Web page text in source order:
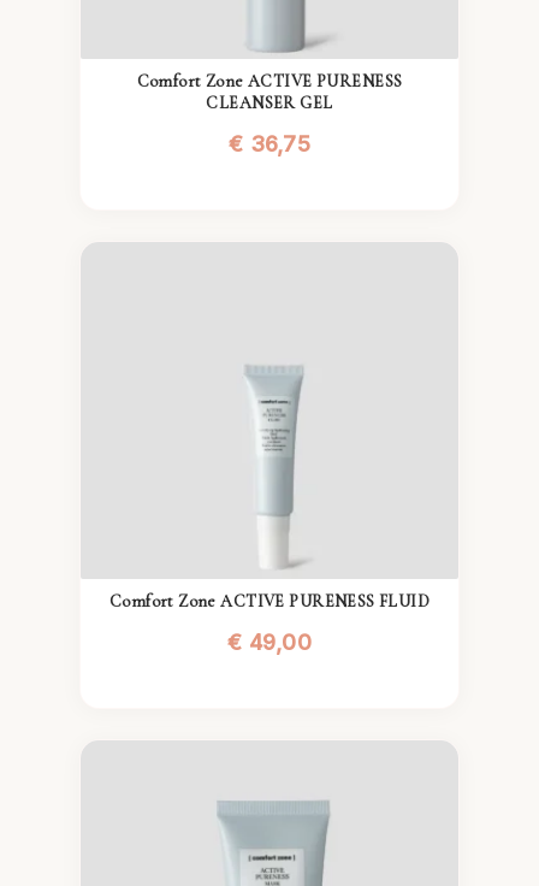
Comfort Zone ACTIVE PURENESS
CLEANSER GEL
€ 36,75
Comfort Zone ACTIVE PURENESS FLUID
€ 49,00